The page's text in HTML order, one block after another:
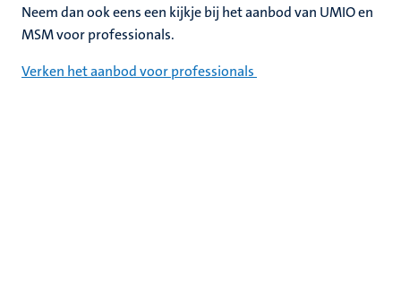
Neem dan ook eens een kijkje bij het aanbod van UMIO en
MSM voor professionals.
Verken het aanbod voor professionals